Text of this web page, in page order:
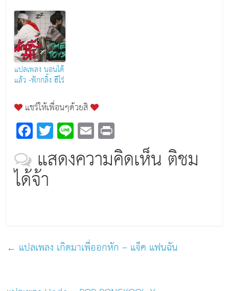
แปลเพลง นอนได้
แล้ว -ฟักกลิ้ง ฮีโร่
แชร์ให้เพื่อนๆด้วยสิ
F
a
c
e
b
k
T
wi
tt
Li
n
e
E
m
ai
in
t
แสดงความคิดเห็น ติชม
ได้จ้า
← แปลเพลง เกิดมาเพื่ออกหัก – แจ็ค แฟนฉัน